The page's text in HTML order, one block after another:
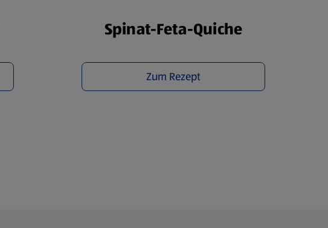
Spinat-Feta-Quiche
Zum Rezept